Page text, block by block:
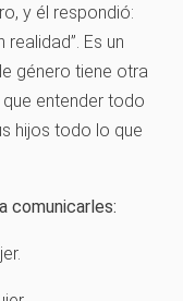
y él respondió:
Es un
género tiene otra
que entender todo
hijos todo lo que
comunicarles: